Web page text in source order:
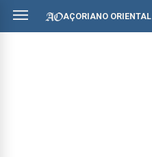
AÇORIANO ORIENTAL